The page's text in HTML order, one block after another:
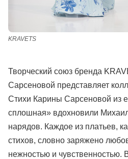
KRAVETS
Творческий союз бренда
Сарсеновой представляет
Стихи Карины Сарсеновой из
сплошная» вдохновили
нарядов. Каждое из платьев,
стихов, словно заряжено
нежностью и чувственностью.